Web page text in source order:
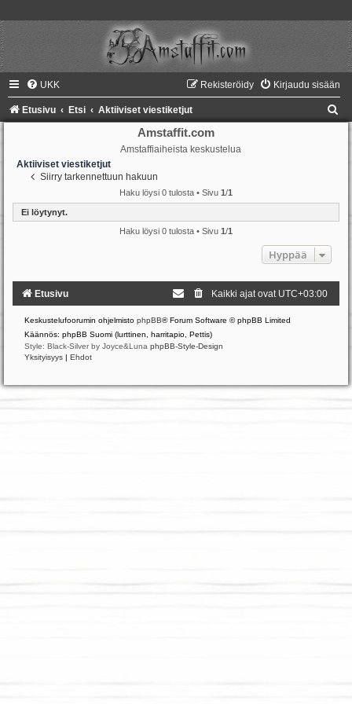
UKK Kirjaudu sisään
Rekisteröidy
Etusivu Etsi Aktiiviset viestiketjut
Amstaffit.com
Amstaffiaiheista keskustelua
Aktiiviset viestiketjut
Siirry tarkennettuun hakuun
Haku löysi 0 tulosta • Sivu 1/1
Ei löytynyt.
Haku löysi 0 tulosta • Sivu 1/1
Hyppää
Etusivu Kaikki ajat ovat UTC+03:00
Keskustelufoorumin ohjelmisto phpBB® Forum Software © phpBB Limited
Käännös: phpBB Suomi (lurttinen, harritapio, Pettis)
Style: Black-Silver by Joyce&Luna phpBB-Style-Design
Yksityisyys | Ehdot